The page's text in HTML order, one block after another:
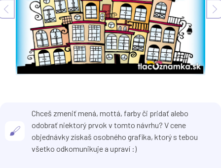
Chceš zmeniť mená, mottá, farby či pridať alebo
odobrať niektorý prvok v tomto návrhu? V cene
objednávky získaš osobného grafika, ktorý s tebou
všetko odkomunikuje a upraví :)